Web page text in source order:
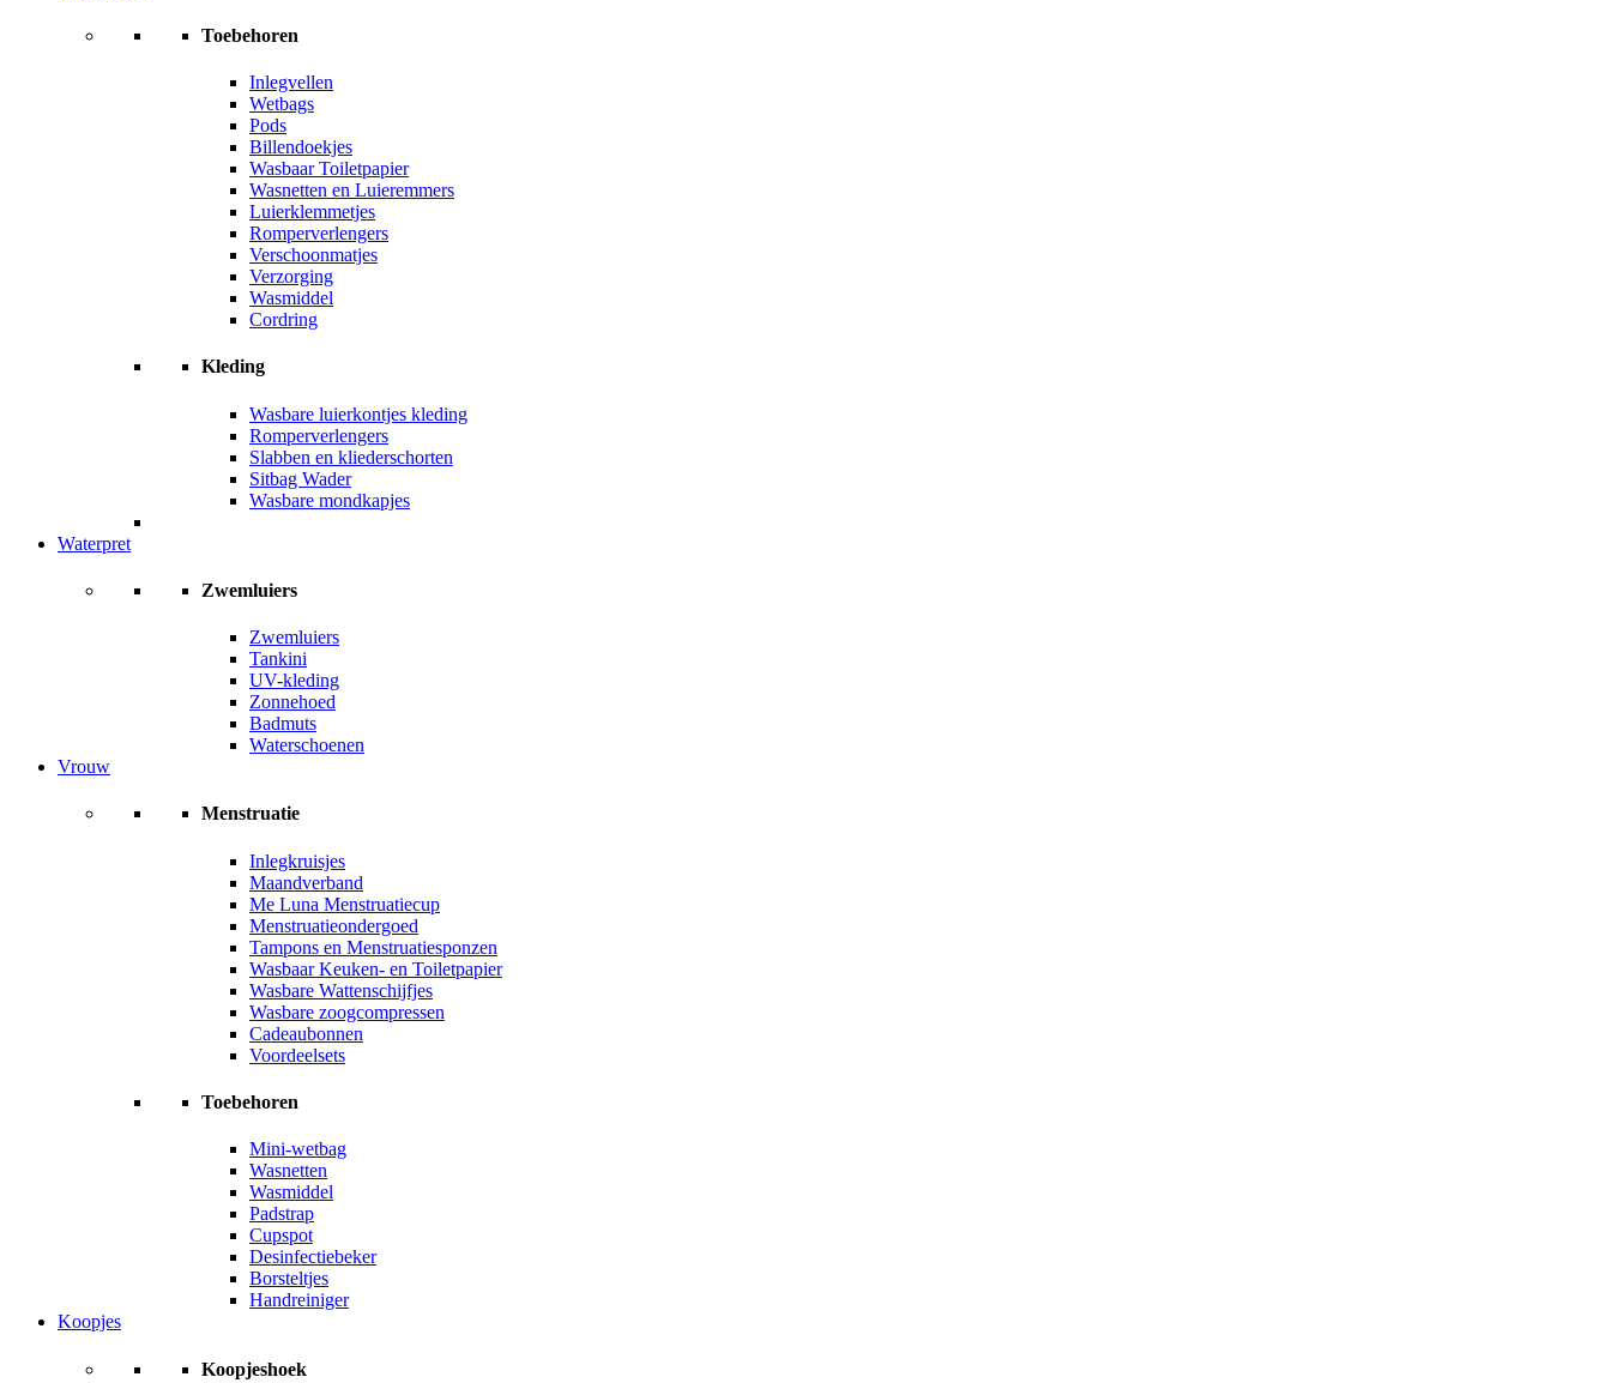
Toebehoren
Inlegvellen
Wetbags
Pods
Billendoekjes
Wasbaar Toiletpapier
Wasnetten en Luieremmers
Luierklemmetjes
Romperverlengers
Verschoonmatjes
Verzorging
Wasmiddel
Cordring
Kleding
Wasbare luierkontjes kleding
Romperverlengers
Slabben en kliederschorten
Sitbag Wader
Wasbare mondkapjes
Waterpret
Zwemluiers
Zwemluiers
Tankini
UV-kleding
Zonnehoed
Badmuts
Waterschoenen
Vrouw
Menstruatie
Inlegkruisjes
Maandverband
Me Luna Menstruatiecup
Menstruatieondergoed
Tampons en Menstruatiesponzen
Wasbaar Keuken- en Toiletpapier
Wasbare Wattenschijfjes
Wasbare zoogcompressen
Cadeaubonnen
Voordeelsets
Toebehoren
Mini-wetbag
Wasnetten
Wasmiddel
Padstrap
Cupspot
Desinfectiebeker
Borsteltjes
Handreiniger
Koopjes
Koopjeshoek